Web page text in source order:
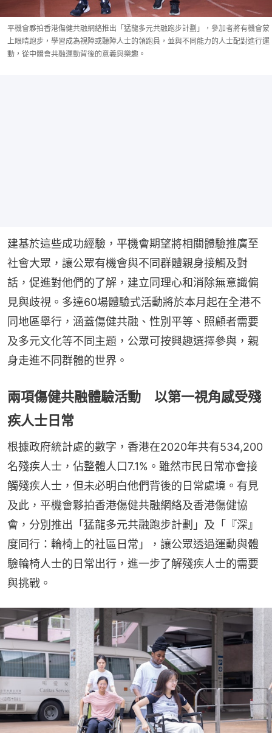
平機會夥拍香港傷健共融網絡推出「猛龍多元共融跑步計劃」，參加者將有機會蒙
上眼睛跑步，學習成為視障或聽障人士的領跑員，並與不同能力的人士配對進行運
動，從中體會共融運動背後的意義與樂趣。
建基於這些成功經驗，平機會期望將相關體驗推廣至
社會大眾，讓公眾有機會與不同群體親身接觸及對
話，促進對他們的了解，建立同理心和消除無意識偏
見與歧視。多達60場體驗式活動將於本月起在全港不
同地區舉行，涵蓋傷健共融、性別平等、照顧者需要
及多元文化等不同主題，公眾可按興趣選擇參與，親
身走進不同群體的世界。
兩項傷健共融體驗活動 以第一視角感受殘
疾人士日常
根據政府統計處的數字，香港在2020年共有534,200
名殘疾人士，佔整體人口7.1%。雖然市民日常亦會接
觸殘疾人士，但未必明白他們背後的日常處境。有見
及此，平機會夥拍香港傷健共融網絡及香港傷健協
會，分別推出「猛龍多元共融跑步計劃」及「『深』
度同行：輪椅上的社區日常」，讓公眾透過運動與體
驗輪椅人士的日常出行，進一步了解殘疾人士的需要
與挑戰。